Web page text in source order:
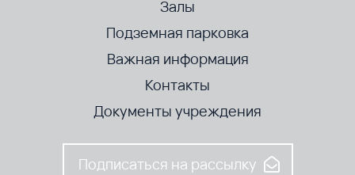
Залы
Подземная парковка
Важная информация
Контакты
Документы учреждения
Подписаться на рассылку